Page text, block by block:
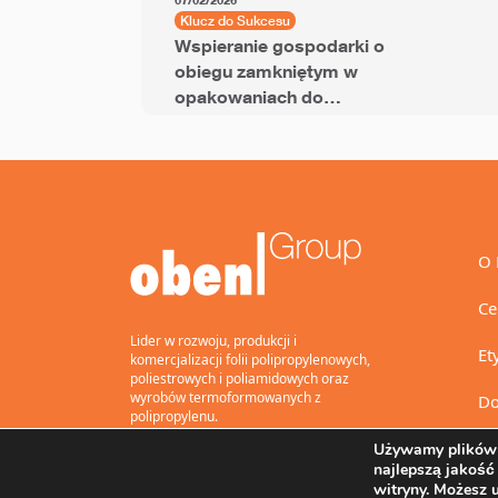
Klucz do Sukcesu
Wspieranie gospodarki o
obiegu zamkniętym w
opakowaniach do
Lider w rozwoju, produkcji i
komercjalizacji folii polipropylenowych,
poliestrowych i poliamidowych oraz
wyrobów termoformowanych z
polipropylenu.
O
Używamy
najlepszą
witryny. Możesz